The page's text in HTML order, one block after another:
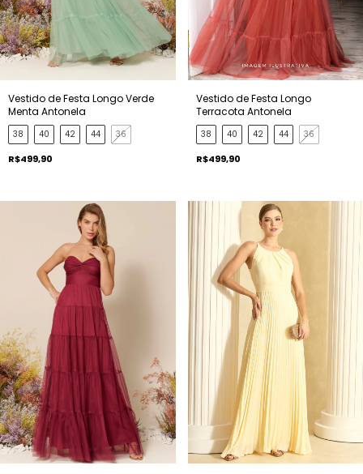
Vestido de Festa Longo Verde
Menta Antonela
38 40 42 44 36
R$499,90
Vestido de Festa Longo
Terracota Antonela
38 40 42 44 36
R$499,90